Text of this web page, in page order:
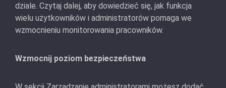
dziale. Czytaj dalej, aby dowiedzieć się, jak funkcja
wielu użytkowników i administratorów pomaga we
wzmocnieniu monitorowania pracowników.
Wzmocnij poziom bezpieczeństwa